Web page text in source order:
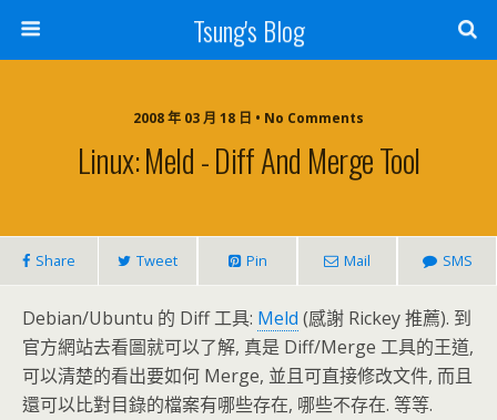
Tsung's Blog
2008 年 03 月 18 日 • No Comments
Linux: Meld - Diff And Merge Tool
Share Tweet Pin Mail SMS
Debian/Ubuntu 的 Diff 工具: Meld (感謝 Rickey 推薦). 到
官方網站去看圖就可以了解, 真是 Diff/Merge 工具的王道,
可以清楚的看出要如何 Merge, 並且可直接修改文件, 而且
還可以比對目錄的檔案有哪些存在, 哪些不存在. 等等.